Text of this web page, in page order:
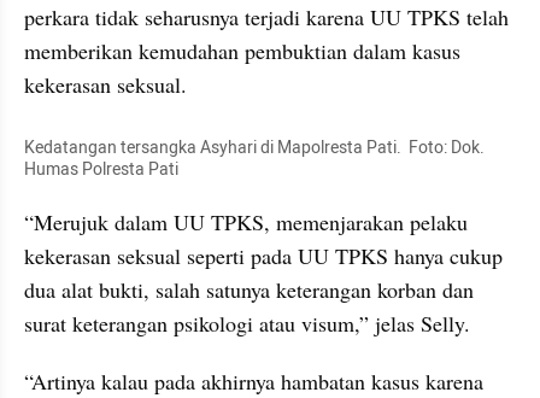
perkara tidak seharusnya terjadi karena UU TPKS telah
memberikan kemudahan pembuktian dalam kasus
kekerasan seksual.
Kedatangan tersangka Asyhari di Mapolresta Pati.  Foto: Dok.
Humas Polresta Pati
“Merujuk dalam UU TPKS, memenjarakan pelaku
kekerasan seksual seperti pada UU TPKS hanya cukup
dua alat bukti, salah satunya keterangan korban dan
surat keterangan psikologi atau visum,” jelas Selly.
“Artinya kalau pada akhirnya hambatan kasus karena